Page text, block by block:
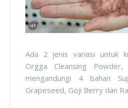
Ada 2 jenis variasi untuk
Orgga Cleansing Powder,
mengandungi 4 bahan
Grapeseed, Goji Berry dan